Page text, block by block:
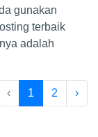
gunakan
terbaik
adalah
‹ 1 2 ›